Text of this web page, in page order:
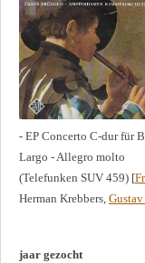
- EP Concerto C-dur für
Largo - Allegro molto
(Telefunken SUV 459) [
Herman Krebbers,
jaar gezocht